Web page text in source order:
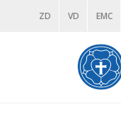
ZD VD EMC
DIAKONIA